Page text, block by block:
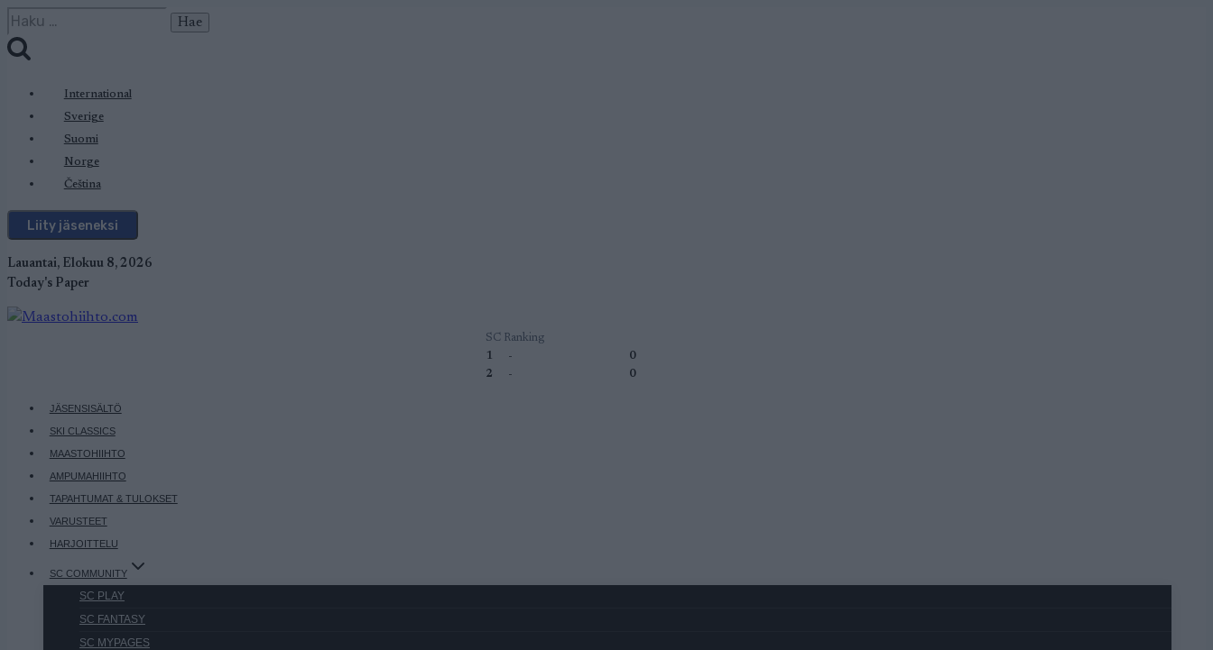
Siirry
sisältöön
Haku:
International
Sverige
Suomi
Norge
Čeština
Liity jäseneksi
Lauantai, Elokuu 8, 2026
Today's Paper
SC Ranking
1
-
0
2
- 0
JÄSENSISÄLTÖ
SKI CLASSICS
MAASTOHIIHTO
AMPUMAHIIHTO
TAPAHTUMAT & TULOKSET
VARUSTEET
HARJOITTELU
SC COMMUNITY
SC PLAY
SC FANTASY
SC MYPAGES